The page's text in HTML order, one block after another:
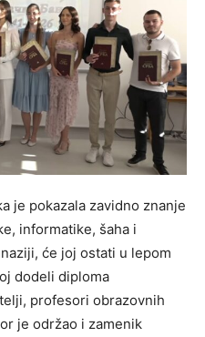
je pokazala zavidno znanje
informatike, šaha i
će joj ostati u lepom
dodeli diploma
profesori obrazovnih
je održao i zamenik